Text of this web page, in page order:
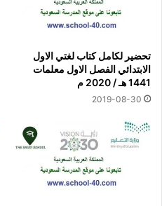
تحضير لكامل كتاب لغتي الاول
الابتدائي الفصل الاول معلمات
1441 هـ / 2020 م
2019-08-30